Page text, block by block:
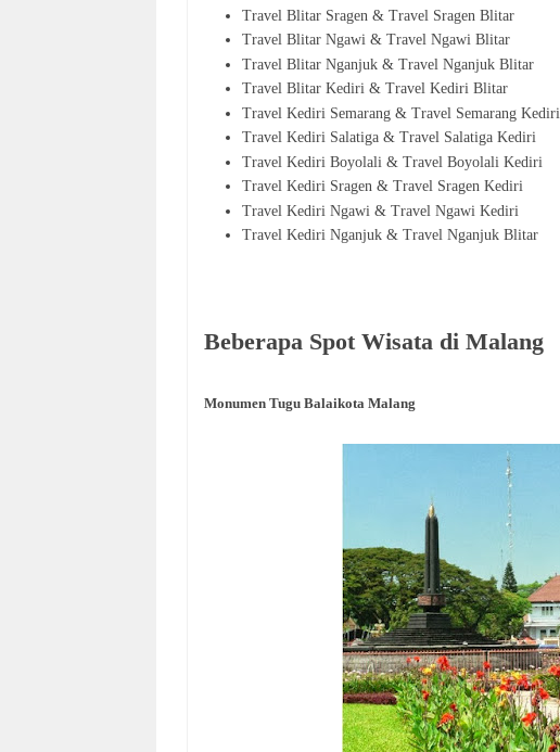
Travel Blitar Sragen & Travel Sragen Blitar
Travel Blitar Ngawi & Travel Ngawi Blitar
Travel Blitar Nganjuk & Travel Nganjuk Blitar
Travel Blitar Kediri & Travel Kediri Blitar
Travel Kediri Semarang & Travel Semarang Kediri
Travel Kediri Salatiga & Travel Salatiga Kediri
Travel Kediri Boyolali & Travel Boyolali Kediri
Travel Kediri Sragen & Travel Sragen Kediri
Travel Kediri Ngawi & Travel Ngawi Kediri
Travel Kediri Nganjuk & Travel Nganjuk Blitar
Beberapa Spot Wisata di Malang
Monumen Tugu Balaikota Malang